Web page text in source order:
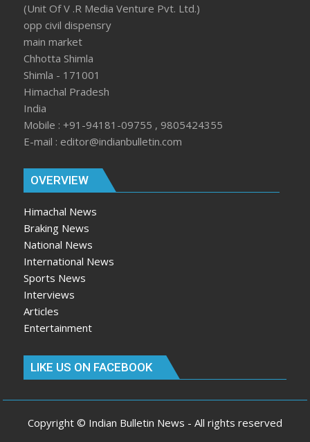
(Unit Of V .R Media Venture Pvt. Ltd.)
opp civil dispensry
main market
Chhotta Shimla
Shimla - 171001
Himachal Pradesh
India
Mobile : +91-94181-09755 , 9805424355
E-mail : editor@indianbulletin.com
OVERVIEW
Himachal News
Braking News
National News
International News
Sports News
Interviews
Articles
Entertainment
LIKE US ON FACEBOOK
Copyright © Indian Bulletin News - All rights reserved